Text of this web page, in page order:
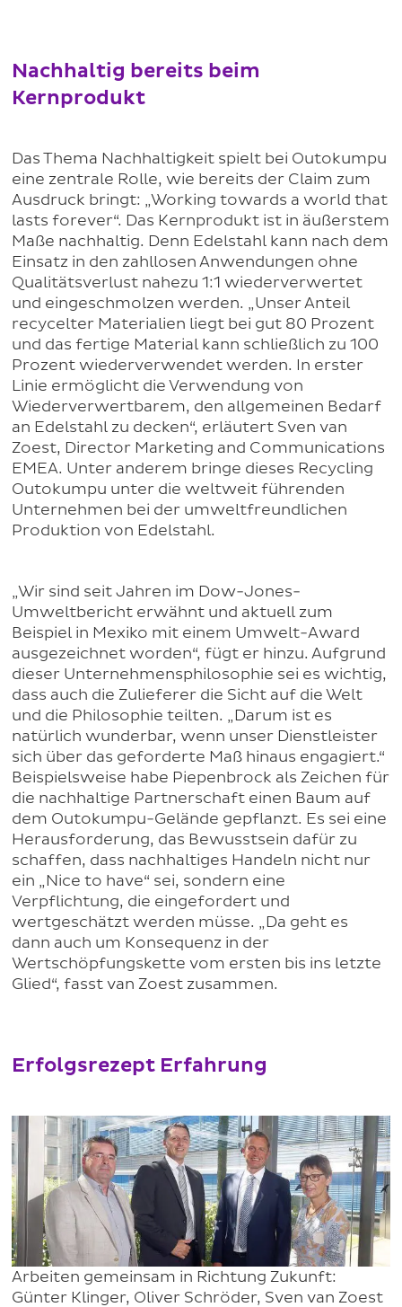
Nachhaltig bereits beim
Kernprodukt
Das Thema Nachhaltigkeit spielt bei Outokumpu
eine zentrale Rolle, wie bereits der Claim zum
Ausdruck bringt: „Working towards a world that
lasts forever“. Das Kernprodukt ist in äußerstem
Maße nachhaltig. Denn Edelstahl kann nach dem
Einsatz in den zahllosen Anwendungen ohne
Qualitätsverlust nahezu 1:1 wiederverwertet
und eingeschmolzen werden. „Unser Anteil
recycelter Materialien liegt bei gut 80 Prozent
und das fertige Material kann schließlich zu 100
Prozent wiederverwendet werden. In erster
Linie ermöglicht die Verwendung von
Wiederverwertbarem, den allgemeinen Bedarf
an Edelstahl zu decken“, erläutert Sven van
Zoest, Director Marketing and Communications
EMEA. Unter anderem bringe dieses Recycling
Outokumpu unter die weltweit führenden
Unternehmen bei der umweltfreundlichen
Produktion von Edelstahl.
„Wir sind seit Jahren im Dow-Jones-
Umweltbericht erwähnt und aktuell zum
Beispiel in Mexiko mit einem Umwelt-Award
ausgezeichnet worden“, fügt er hinzu. Aufgrund
dieser Unternehmensphilosophie sei es wichtig,
dass auch die Zulieferer die Sicht auf die Welt
und die Philosophie teilten. „Darum ist es
natürlich wunderbar, wenn unser Dienstleister
sich über das geforderte Maß hinaus engagiert.“
Beispielsweise habe Piepenbrock als Zeichen für
die nachhaltige Partnerschaft einen Baum auf
dem Outokumpu-Gelände gepflanzt. Es sei eine
Herausforderung, das Bewusstsein dafür zu
schaffen, dass nachhaltiges Handeln nicht nur
ein „Nice to have“ sei, sondern eine
Verpflichtung, die eingefordert und
wertgeschätzt werden müsse. „Da geht es
dann auch um Konsequenz in der
Wertschöpfungskette vom ersten bis ins letzte
Glied“, fasst van Zoest zusammen.
Erfolgsrezept Erfahrung
Arbeiten gemeinsam in Richtung Zukunft:
Günter Klinger, Oliver Schröder, Sven van Zoest